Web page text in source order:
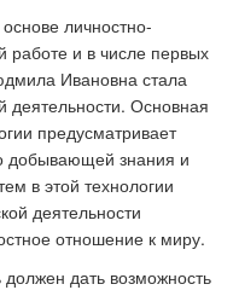
личностно-
работе и в числе первых
Ивановна стала
деятельности. Основная
предусматривает
добывающей знания и
в этой технологии
деятельности
отношение к миру.
дать возможность